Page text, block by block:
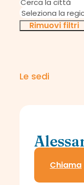
Rimuovi filtri
Le sedi
Sportello
Chiama